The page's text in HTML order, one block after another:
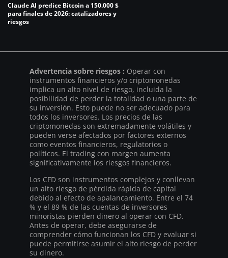
Claude AI predice Bitcoin a 150.000 $
para finales de 2026: catalizadores y
riesgos
Advertencia sobre riesgos : Operar con
instrumentos financieros y/o criptomonedas
implica un alto nivel de riesgo, incluida la
posibilidad de perder la totalidad o una parte de
su inversión. Esto puede no ser adecuado para
todos los inversores. Los precios de las
criptomonedas son extremadamente volátiles y
pueden verse afectados por factores externos
como eventos financieros, regulatorios o
políticos. El trading con margen aumenta
significativamente los riesgos financieros.
Los CFD son instrumentos complejos y conllevan
un alto riesgo de pérdida rápida de capital
debido al efecto de apalancamiento. Entre el 74
% y el 89 % de las cuentas de inversores
minoristas pierden dinero al operar con CFD.
Antes de operar, debe asegurarse de
comprender cómo funcionan los CFD y evaluar si
puede permitirse asumir el alto riesgo de perder
su dinero.